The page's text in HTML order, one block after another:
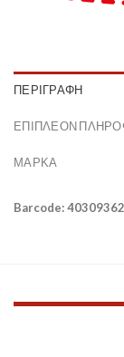
ΠΕΡΙΓΡΑΦΉ
ΕΠΙΠΛΈΟΝ
ΜΆΡΚΑ
Barcode: